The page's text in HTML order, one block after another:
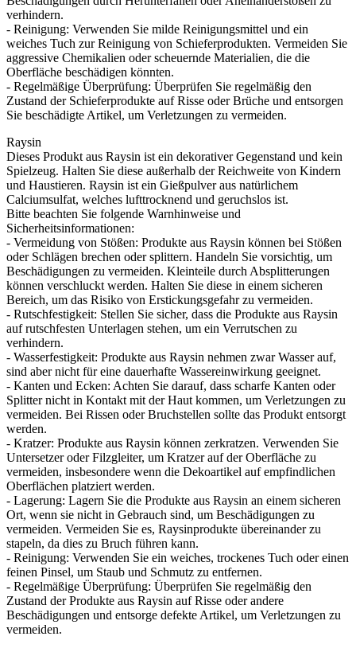
verhindern.
- Reinigung: Verwenden Sie milde Reinigungsmittel und ein
weiches Tuch zur Reinigung von Schieferprodukten. Vermeiden Sie
aggressive Chemikalien oder scheuernde Materialien, die die
Oberfläche beschädigen könnten.
- Regelmäßige Überprüfung: Überprüfen Sie regelmäßig den
Zustand der Schieferprodukte auf Risse oder Brüche und entsorgen
Sie beschädigte Artikel, um Verletzungen zu vermeiden.
Raysin
Dieses Produkt aus Raysin ist ein dekorativer Gegenstand und kein
Spielzeug. Halten Sie diese außerhalb der Reichweite von Kindern
und Haustieren. Raysin ist ein Gießpulver aus natürlichem
Calciumsulfat, welches lufttrocknend und geruchslos ist.
Bitte beachten Sie folgende Warnhinweise und
Sicherheitsinformationen:
- Vermeidung von Stößen: Produkte aus Raysin können bei Stößen
oder Schlägen brechen oder splittern. Handeln Sie vorsichtig, um
Beschädigungen zu vermeiden. Kleinteile durch Absplitterungen
können verschluckt werden. Halten Sie diese in einem sicheren
Bereich, um das Risiko von Erstickungsgefahr zu vermeiden.
- Rutschfestigkeit: Stellen Sie sicher, dass die Produkte aus Raysin
auf rutschfesten Unterlagen stehen, um ein Verrutschen zu
verhindern.
- Wasserfestigkeit: Produkte aus Raysin nehmen zwar Wasser auf,
sind aber nicht für eine dauerhafte Wassereinwirkung geeignet.
- Kanten und Ecken: Achten Sie darauf, dass scharfe Kanten oder
Splitter nicht in Kontakt mit der Haut kommen, um Verletzungen zu
vermeiden. Bei Rissen oder Bruchstellen sollte das Produkt entsorgt
werden.
- Kratzer: Produkte aus Raysin können zerkratzen. Verwenden Sie
Untersetzer oder Filzgleiter, um Kratzer auf der Oberfläche zu
vermeiden, insbesondere wenn die Dekoartikel auf empfindlichen
Oberflächen platziert werden.
- Lagerung: Lagern Sie die Produkte aus Raysin an einem sicheren
Ort, wenn sie nicht in Gebrauch sind, um Beschädigungen zu
vermeiden. Vermeiden Sie es, Raysinprodukte übereinander zu
stapeln, da dies zu Bruch führen kann.
- Reinigung: Verwenden Sie ein weiches, trockenes Tuch oder einen
feinen Pinsel, um Staub und Schmutz zu entfernen.
- Regelmäßige Überprüfung: Überprüfen Sie regelmäßig den
Zustand der Produkte aus Raysin auf Risse oder andere
Beschädigungen und entsorge defekte Artikel, um Verletzungen zu
vermeiden.